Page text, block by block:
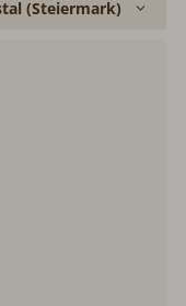
(Steiermark)